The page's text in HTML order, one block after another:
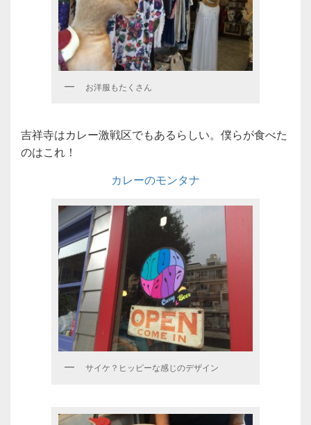
お洋服もたくさん
吉祥寺はカレー激戦区でもあるらしい。僕らが食べた
のはこれ！
カレーのモンタナ
サイケ？ヒッピーな感じのデザイン